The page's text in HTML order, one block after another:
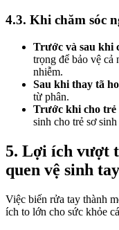
4.3. Khi chăm sóc
Trước và sau khi
trọng để bảo vệ
nhiễm.
Sau khi thay tã
từ phân.
Trước khi cho trẻ
sinh cho trẻ sơ
5. Lợi ích vượt
quen vệ sinh tay
Việc biến rửa tay thành
ích to lớn cho sức khỏe